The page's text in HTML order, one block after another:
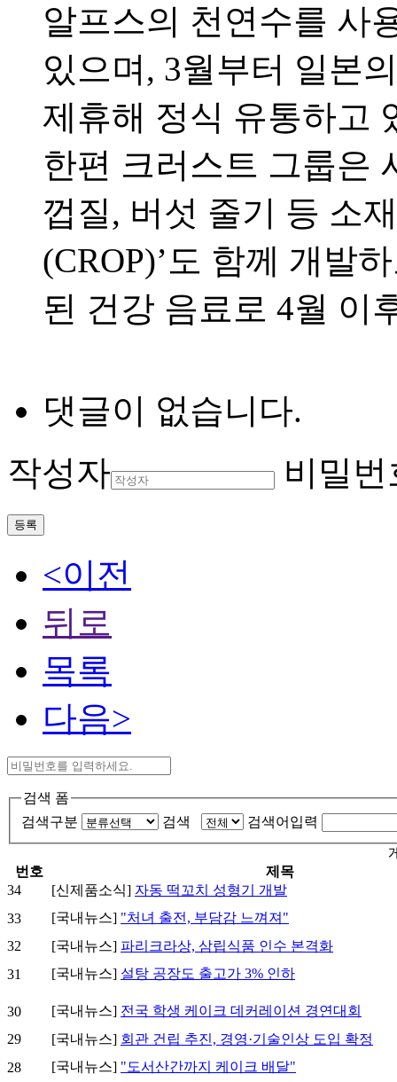
알프스의 천연수를 사
있으며, 3월부터 일본
제휴해 정식 유통하고
한편 크러스트 그룹은
껍질, 버섯 줄기 등 소
(CROP)’도 함께 개발
된 건강 음료로 4월 이
댓글이 없습니다.
작성자
비밀번
등록
<이전
뒤로
목록
다음>
검색 폼
검색구분
검색 검색어입력
번호
제목
34
[신제품소식] 자동 떡꼬치 성형기 개발
33
[국내뉴스] "처녀 출전, 부담감 느껴져"
32
[국내뉴스] 파리크라상, 삼립식품 인수 본격화
31
[국내뉴스] 설탕 공장도 출고가 3% 인하
30 [국내뉴스] 전국 학생 케이크 데커레이션 경연대회
29
[국내뉴스] 회관 건립 추진, 경영·기술인상 도입 확정
28
[국내뉴스] "도서산간까지 케이크 배달"